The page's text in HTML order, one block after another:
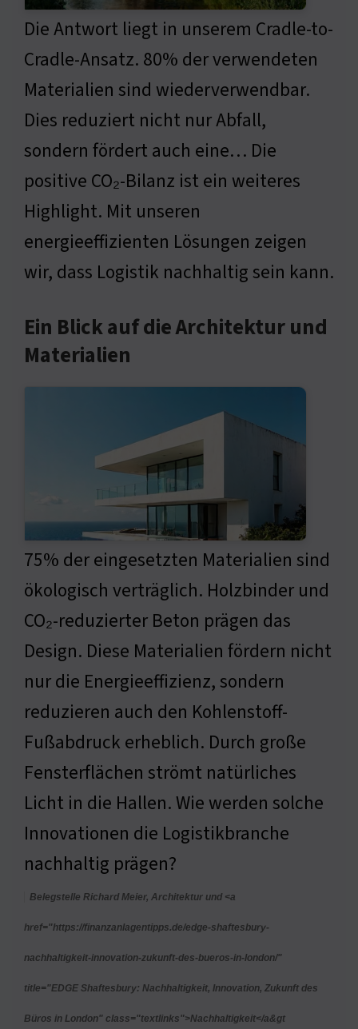
Die Antwort liegt in unserem Cradle-to-
Cradle-Ansatz. 80% der verwendeten
Materialien sind wiederverwendbar.
Dies reduziert nicht nur Abfall,
sondern fördert auch eine… Die
positive CO₂-Bilanz ist ein weiteres
Highlight. Mit unseren
energieeffizienten Lösungen zeigen
wir, dass Logistik nachhaltig sein kann.
Ein Blick auf die Architektur und
Materialien
75% der eingesetzten Materialien sind
ökologisch verträglich. Holzbinder und
CO₂-reduzierter Beton prägen das
Design. Diese Materialien fördern nicht
nur die Energieeffizienz, sondern
reduzieren auch den Kohlenstoff-
Fußabdruck erheblich. Durch große
Fensterflächen strömt natürliches
Licht in die Hallen. Wie werden solche
Innovationen die Logistikbranche
nachhaltig prägen?
Belegstelle Richard Meier, Architektur und <a
href="https://finanzanlagentipps.de/edge-shaftesbury-
nachhaltigkeit-innovation-zukunft-des-bueros-in-london/"
title="EDGE Shaftesbury: Nachhaltigkeit, Innovation, Zukunft des
Büros in London" class="textlinks">Nachhaltigkeit</a&gt